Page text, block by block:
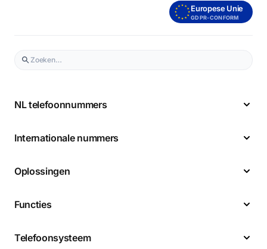
Europese Unie
GDPR-CONFORM
NL telefoonnummers
Internationale nummers
Oplossingen
Functies
Telefoonsysteem